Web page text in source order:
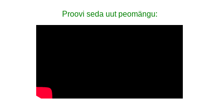
Proovi seda uut peomängu: